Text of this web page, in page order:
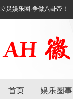
立足娱乐圈·争做八卦帝！
首页 娱乐圈事